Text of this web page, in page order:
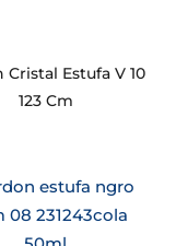
Cristal Estufa V 10
123 Cm